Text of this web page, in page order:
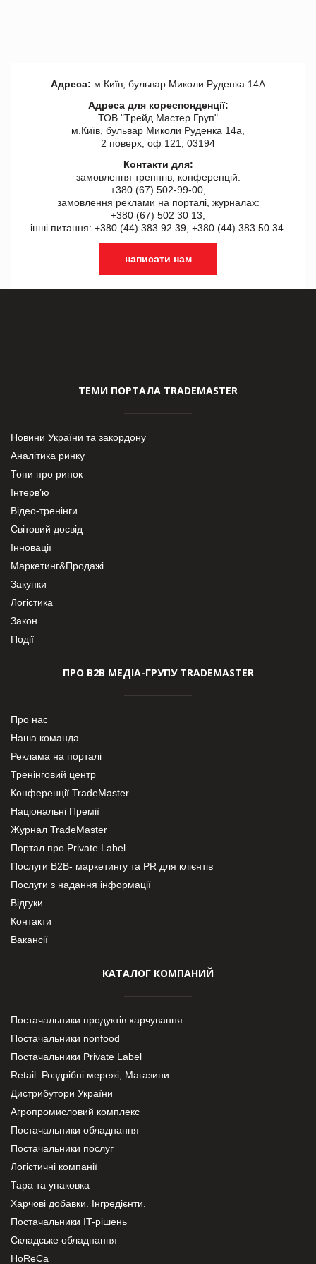
Адреса: м.Київ, бульвар Миколи Руденка 14А
Адреса для кореспонденції:
ТОВ "Tрейд Мастер Груп"
м.Київ, бульвар Миколи Руденка 14а,
2 поверх, оф 121, 03194
Контакти для:
замовлення треннгів, конференцій:
+380 (67) 502-99-00,
замовлення реклами на порталі, журналах:
+380 (67) 502 30 13,
інші питання: +380 (44) 383 92 39, +380 (44) 383 50 34.
написати нам
ТЕМИ ПОРТАЛА TRADEMASTER
Новини України та закордону
Аналітика ринку
Топи про ринок
Інтерв’ю
Відео-тренінги
Світовий досвід
Інновації
Маркетинг&Продажі
Закупки
Логістика
Закон
Події
ПРО В2В МЕДІА-ГРУПУ TRADEMASTER
Про нас
Наша команда
Реклама на порталі
Тренінговий центр
Конференції TradeMaster
Національні Премії
Журнал TradeMaster
Портал про Private Label
Послуги В2В- маркетингу та PR для клієнтів
Послуги з надання інформації
Відгуки
Контакти
Вакансії
КАТАЛОГ КОМПАНИЙ
Постачальники продуктів харчування
Постачальники nonfood
Постачальники Private Label
Retail. Роздрібні мережі, Магазини
Дистрибутори України
Агропромисловий комплекс
Постачальники обладнання
Постачальники послуг
Логістичні компанії
Тара та упаковка
Харчові добавки. Інгредієнти.
Постачальники IT-рішень
Складське обладнання
HoReCa